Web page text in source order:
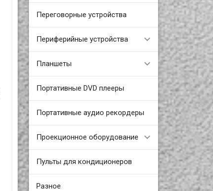
Переговорные устройства
Периферийные устройства
Планшеты
Портативные DVD плееры
Портативные аудио рекордеры
Проекционное оборудование
Пульты для кондиционеров
Разное